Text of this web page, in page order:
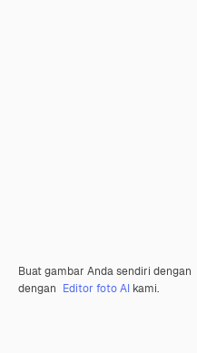
Buat gambar Anda sendiri dengan
dengan Editor foto AI kami.